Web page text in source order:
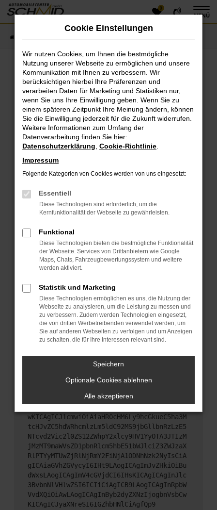
Zum
Hauptinhalt
0
MENÜ
Fehler: Network Error
Beim Laden ist ein Fehler aufgetreten.
Hier sind ein paar Tipps, die dir helfen können:
Überprüfe deine Firewall und deine
Internetverbindung.
Laden andere Webseiten, zum Beispiel deine
Suchmaschine?
Prüfe deine Browsererweiterungen.
das Laden bestimmter Seiten verhindern.
Funktioniert die Seite in einem anderen Browser
oder in einem privaten Fenster?
Das kann manchmal helfen, vorübergehende
Probleme zu beheben.
Stelle sicher, dass dein Browser und dein
Betriebssystem auf dem neuesten Stand sind.
Sicherheitsrisiko, sondern kann auch dazu führen,
dass bestimmte Funktionen nicht mehr
unterstützt werden.
Wende dich an den Webseitenbetreiber.
Wenn du alle oben genannten Schritte versucht
hast, kontaktiere uns bitte. Wir werden versuchen,
das Problem zu beheben. Du kannst uns diesen
Text schicken, um uns bei der Fehlersuche zu
unterstützen:
ewogICJuYW1lIjogIk5ldHdvcmtFcnJvciIsCiAgI
mNvbmZpZyI6IHsKICAgICJtZXRob2QiOiAiR0VUIi
wKICAgICJ1cmwiOiAiaHR0cHM6Ly9hcGkueC5ha3M
tcHJvZC5hdWRhcmlzLm5ldC92MS9jbGllbnRzLzE5
NTcvd2Vic2l0ZS12ZWhpY2xlcy9HV1YyOTA3JTIzM
jMzMT9maWVsZD1pbnRlcm5hbE51bWJlciZ3ZWJzaX
RlPTYyMTUwZjRlNjRmY2FiNjA1ODNhNzk2NyIsCiA
gICAiaGVhZGVycyI6IHt9LAogICAgImJvZHkiOiBu
dWxsLAogICAgImV4cGVjdCI6IHsKICAgICAgInJlc
3BvbnNlVHlwZSI6ICIiCiAgICB9LAogICAgInRpbW
VvdXQiOiAwLAogICAgInByb2dyZXNzIjogbnVsbCw
KICAgICJyaXNreSI6IGZhbHNlCiAgfQp9
Cookie Einstellungen
Wir nutzen Cookies, um Ihnen die bestmögliche
Nutzung unserer Webseite zu ermöglichen und unsere
Kommunikation mit Ihnen zu verbessern. Wir
berücksichtigen hierbei Ihre Präferenzen und
verarbeiten Daten für Marketing und Statistiken nur,
wenn Sie uns Ihre Einwilligung geben. Wenn Sie zu
einem späteren Zeitpunkt Ihre Meinung ändern, können
Sie die Einwilligung jederzeit für die Zukunft widerrufen.
Weitere Informationen zum Umfang der
Datenverarbeitung finden Sie hier:
Datenschutzerklärung Cookie-Richtlinie
Impressum
Folgende Kategorien von Cookies werden von uns eingesetzt:
Essentiell
Diese Technologien sind erforderlich, um die
Kernfunktionalität der Webseite zu gewährleisten.
Funktional
Diese Technologien bieten die bestmögliche Funktionalität
der Webseite. Services von Drittanbietern wie Google
Maps, Chats, Fahrzeugbewertungssystem und weitere
werden aktiviert.
Statistik und Marketing
Diese Technologien ermöglichen es uns, die Nutzung der
Webseite zu analysieren, um die Leistung zu messen und
zu verbessern. Zudem werden Technologien eingesetzt,
die von dritten Werbetreibenden verwendet werden, um
Sie auf anderen Webseiten zu verfolgen und um Anzeigen
zu schalten, die für Ihre Interessen relevant sind.
Speichern
Optionale Cookies ablehnen
Alle akzeptieren